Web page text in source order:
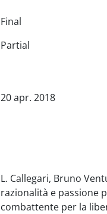
Final
Partial
20 apr. 2018
L. Callegari, Bruno
razionalità e passione
combattente per la